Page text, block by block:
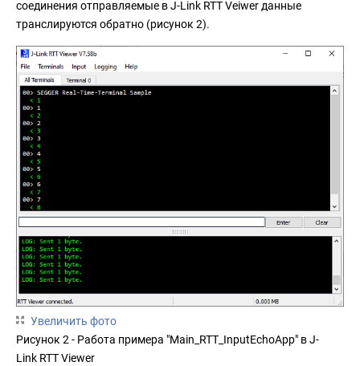
соединения отправляемые в J-Link RTT Veiwer данные
транслируются обратно (рисунок 2).
Увеличить фото
Рисунок 2 - Работа примера "Main_RTT_InputEchoApp" в J-
Link RTT Viewer